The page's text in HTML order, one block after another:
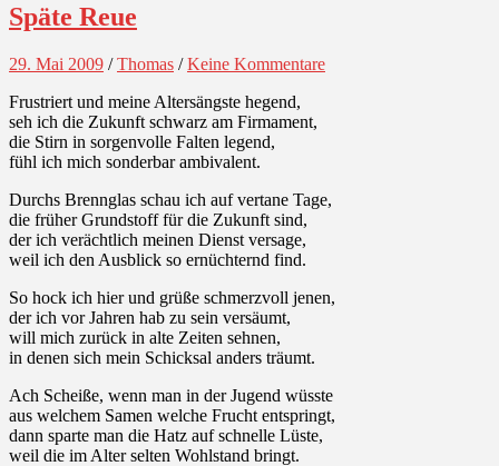
Späte Reue
29. Mai 2009 /Thomas /Keine Kommentare
Frustriert und meine Altersängste hegend,
seh ich die Zukunft schwarz am Firmament,
die Stirn in sorgenvolle Falten legend,
fühl ich mich sonderbar ambivalent.
Durchs Brennglas schau ich auf vertane Tage,
die früher Grundstoff für die Zukunft sind,
der ich verächtlich meinen Dienst versage,
weil ich den Ausblick so ernüchternd find.
So hock ich hier und grüße schmerzvoll jenen,
der ich vor Jahren hab zu sein versäumt,
will mich zurück in alte Zeiten sehnen,
in denen sich mein Schicksal anders träumt.
Ach Scheiße, wenn man in der Jugend wüsste
aus welchem Samen welche Frucht entspringt,
dann sparte man die Hatz auf schnelle Lüste,
weil die im Alter selten Wohlstand bringt.